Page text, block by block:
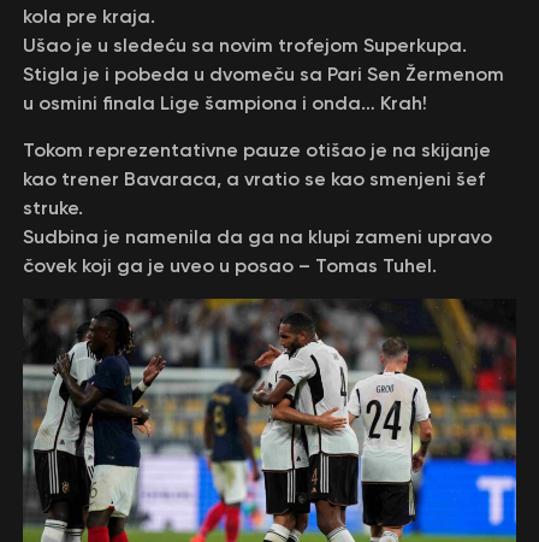
kola pre kraja.
Ušao je u sledeću sa novim trofejom Superkupa.
Stigla je i pobeda u dvomeču sa Pari Sen Žermenom
u osmini finala Lige šampiona i onda… Krah!
Tokom reprezentativne pauze otišao je na skijanje
kao trener Bavaraca, a vratio se kao smenjeni šef
struke.
Sudbina je namenila da ga na klupi zameni upravo
čovek koji ga je uveo u posao – Tomas Tuhel.